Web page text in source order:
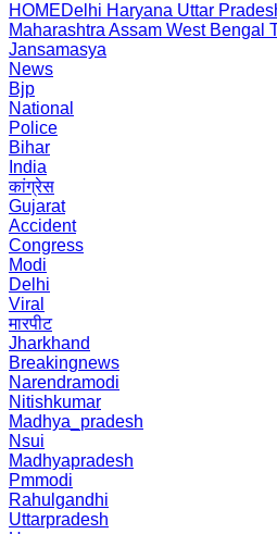
HOMEDelhi Haryana Uttar
Maharashtra Assam West Bengal
Jansamasya
News
Bjp
National
Police
Bihar
India
कांग्रेस
Gujarat
Accident
Congress
Modi
Delhi
Viral
मारपीट
Jharkhand
Breakingnews
Narendramodi
Nitishkumar
Madhya_pradesh
Nsui
Madhyapradesh
Pmmodi
Rahulgandhi
Uttarpradesh